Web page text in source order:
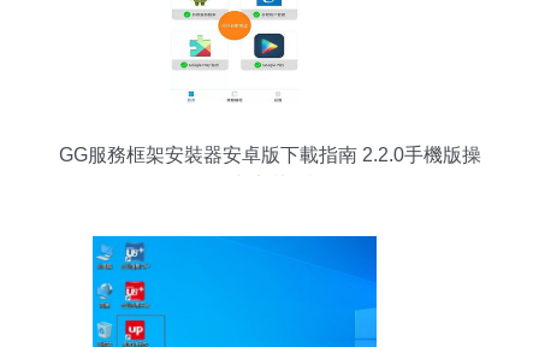
GG服務框架安裝器安卓版下載指南 2.2.0手機版操